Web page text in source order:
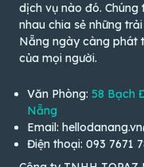
dịch vụ nào đó.
nhau chia sẻ những
Nẵng ngày càng phát
của mọi người.
Văn Phòng: 58 Bạch
Nẵng
Email:
Điện thoại: 093 7671